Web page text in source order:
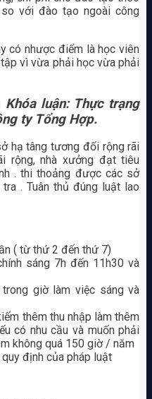
với đào tạo ngoài công
có nhược điểm là học viên
vì vừa phải học vừa phải
Khóa luận: Thực trạng
ty Tổng Hợp.
hạ tâng tương đối rộng rãi
rộng, nhà xưởng đạt tiêu
. thi thoảng được các sở
. Tuân thủ đúng luật lao
( từ thứ 2 đến thứ 7)
sáng 7h đến 11h30 và
giờ làm việc sáng và
thêm thu nhập làm thêm
có nhu cầu và muốn phải
không quá 150 giờ / năm
định của pháp luật